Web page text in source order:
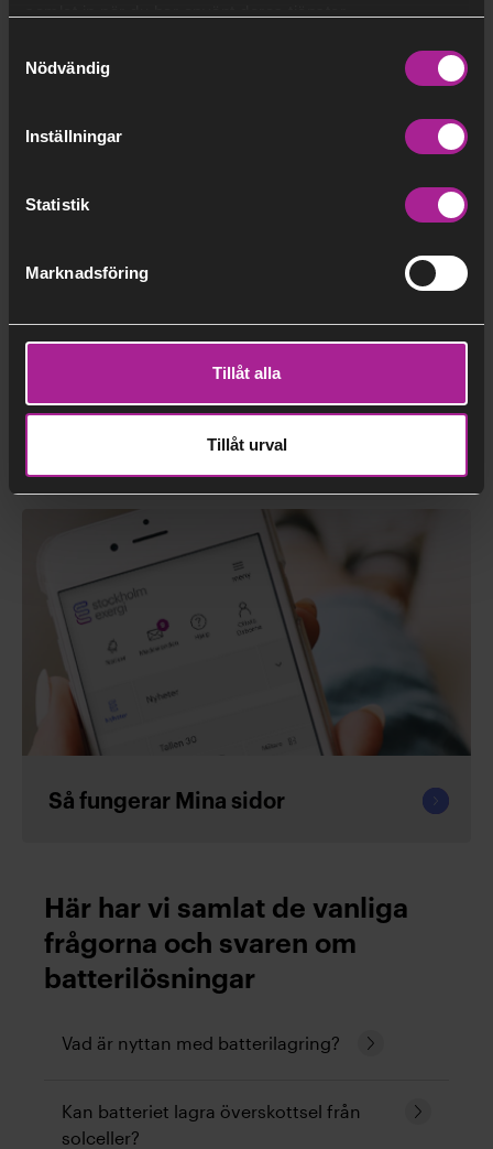
Nödvändig
Inställningar
Statistik
Marknadsföring
Tillåt alla
Tillåt urval
eller ring 020-31 31 51.
Kostnadsfri energirådgivning
läsa
Så fungerar Mina sidor
Här har vi samlat de vanliga
frågorna och svaren om
batterilösningar
Vad är nyttan med batterilagring?
Fortsätt
solgenererad el, lagra billig inköpt el för
användning när priset är dyrt, jämna ut
Kan batteriet lagra överskottsel från
solceller?
Fortsätt